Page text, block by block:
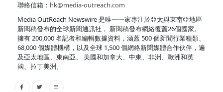
聯絡信箱： hk@media-outreach.com
Media OutReach Newswire 是唯一一家專注於亞太與東南亞地區
新聞稿發布的全球新聞通訊社， 新聞稿發布網絡覆蓋26個國家。
擁有 200,000 名記者和編輯數據資料，涵蓋 500 個新聞行業種類、
68,000 個媒體機構，以及全球 1,500 個網絡新聞媒體合作伙伴，遍
及亞太地區、東南亞、 美國和加拿大、中東、非洲、歐洲和英
國、拉丁美洲。